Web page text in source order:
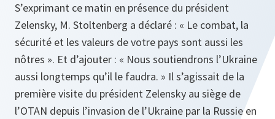
S’exprimant ce matin en présence du président
Zelensky, M. Stoltenberg a déclaré : « Le combat, la
sécurité et les valeurs de votre pays sont aussi les
nôtres ». Et d’ajouter : « Nous soutiendrons l’Ukraine
aussi longtemps qu’il le faudra. » Il s’agissait de la
première visite du président Zelensky au siège de
l’OTAN depuis l’invasion de l’Ukraine par la Russie en